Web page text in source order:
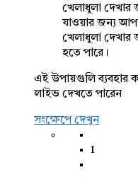
খেলাধুলা দেখার
যাওয়ার জন্য
খেলাধুলা দেখার
হতে পারে।
এই উপায়গুলি ব্যবহার
লাইভ দেখতে পারেন
সংক্ষেপে দেখুন
1